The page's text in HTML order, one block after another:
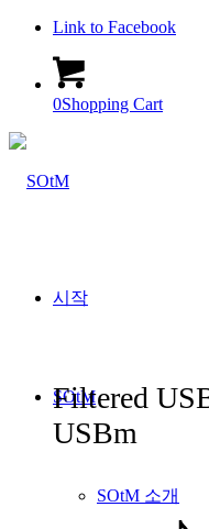
Link to Facebook
0Shopping Cart
시작
SOtM
SOtM 소개
Filtered
USBm